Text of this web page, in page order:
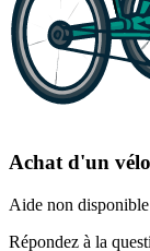
Achat d'un
Aide non disponible
Répondez à la